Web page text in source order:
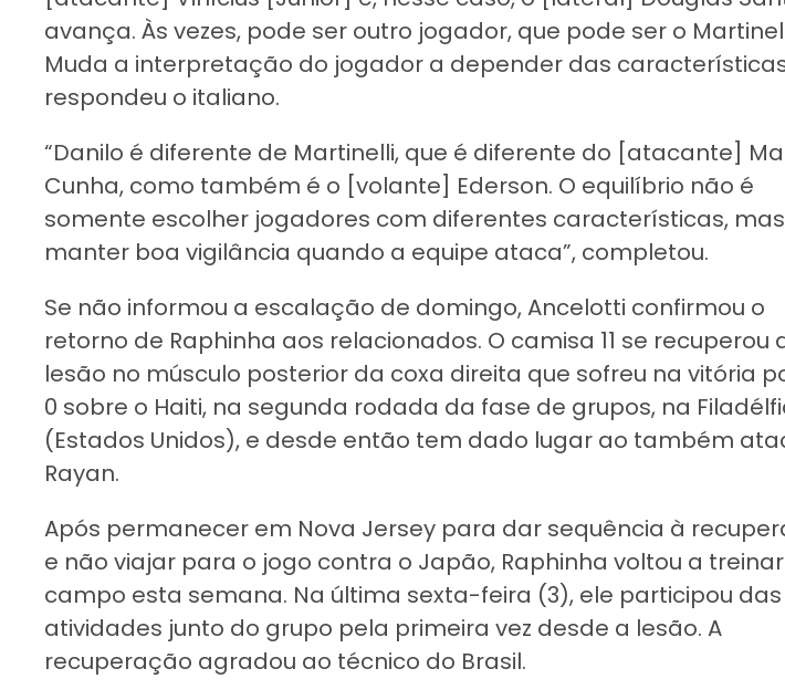
avança. Às vezes, pode ser outro jogador, que pode ser o
Muda a interpretação do jogador a depender das
respondeu o italiano.
“Danilo é diferente de Martinelli, que é diferente do [atacante]
Cunha, como também é o [volante] Ederson. O equilíbrio não é
somente escolher jogadores com diferentes características, mas
manter boa vigilância quando a equipe ataca”, completou.
Se não informou a escalação de domingo, Ancelotti confirmou o
retorno de Raphinha aos relacionados. O camisa 11 se recuperou
lesão no músculo posterior da coxa direita que sofreu na vitória
0 sobre o Haiti, na segunda rodada da fase de grupos, na
(Estados Unidos), e desde então tem dado lugar ao também
Rayan.
Após permanecer em Nova Jersey para dar sequência à
e não viajar para o jogo contra o Japão, Raphinha voltou a
campo esta semana. Na última sexta-feira (3), ele participou das
atividades junto do grupo pela primeira vez desde a lesão. A
recuperação agradou ao técnico do Brasil.